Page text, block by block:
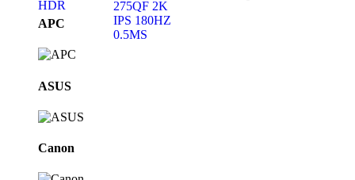
Brands
Carousel
APC
ASUS
Canon